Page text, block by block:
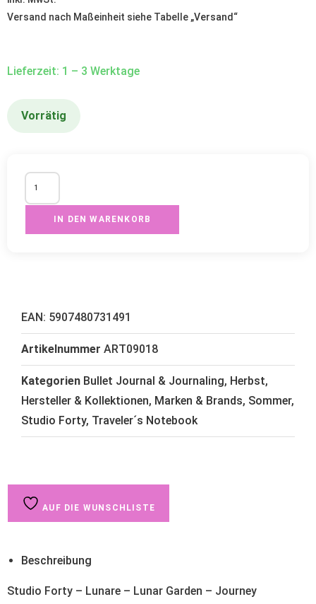
Versand nach Maßeinheit siehe Tabelle „Versand “
Lieferzeit: 1 – 3 Werktage
Vorrätig
IN DEN WARENKORB
EAN: 5907480731491
Artikelnummer ART09018
Kategorien Bullet Journal & Journaling, Herbst,
Hersteller & Kollektionen, Marken & Brands, Sommer,
Studio Forty, Traveler´s Notebook
AUF DIE WUNSCHLISTE
Beschreibung
Studio Forty – Lunare – Lunar Garden – Journey